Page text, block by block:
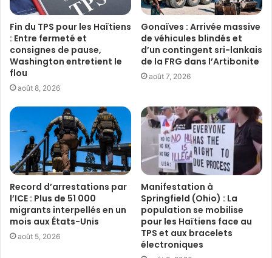
Fin du TPS pour les Haïtiens
: Entre fermeté et
consignes de pause,
Washington entretient le
flou
août 8, 2026
Gonaïves : Arrivée massive
de véhicules blindés et
d’un contingent sri-lankais
de la FRG dans l’Artibonite
août 7, 2026
Record d’arrestations par
l’ICE : Plus de 51 000
migrants interpellés en un
mois aux États-Unis
août 5, 2026
Manifestation à
Springfield (Ohio) : La
population se mobilise
pour les Haïtiens face au
TPS et aux bracelets
électroniques